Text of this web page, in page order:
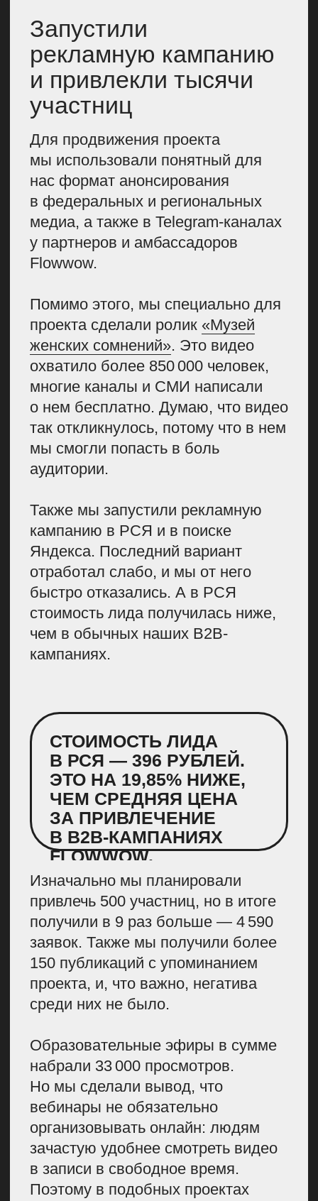
в прямом эфире, и это помогло.
СПЕЦПРОЕКТ
«ПИОНОВЫЙ
ПОКАЗ»
Еще один наш проект, о котором
расскажу, — это «Пионовый
показ». Если сравнить его
по-разному может выглядеть
один и тот же бренд в разных
проектах.
Продумали идею
и поставили KPI
С мая по июль цены на пионы
снижаются. Их продают везде:
на рынках, в модных салонах,
в цветочных магазинах, у метро.
Этот цветок начинает
восприниматься как массовый
В это время мы запускаем наш
большой омниканальный проект
«Пиономания». В прошлом году
мы решили показать, что пионы —
это не просто рядовой цветок,
а в некотором роде произведение
искусства. Для этого решили
создать эксклюзивную коллекцию
одежды с использованием
искусственных и живых цветов.
В целях мы отразили сразу несколько
позиционирований Flowwow: как B2C-
сервиса, а также как маркетплейса
локальных брендов. Мы планировали,
что вся коллекция для показа будет
создана вручную
В рабочую группу по проекту вошли
5 отделов: команда спецпроектов,
PR, SMM, дизайн и отдел
партнерских интеграций. Модным
партнером стала Британская
высшая школа дизайна (часть
Подготовили
и отправили вау-
приглашения
Дьявол всегда кроется в деталях
(в хорошем смысле), поэтому
мы начали с креативных
приглашений. Это крайне важно
для офлайн-мероприятий,
особенно если выходите на новую